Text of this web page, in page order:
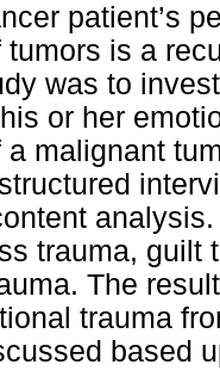
patient’s
tumors is a
was to
or her
a malignant
trauma, guilt
The
trauma
based